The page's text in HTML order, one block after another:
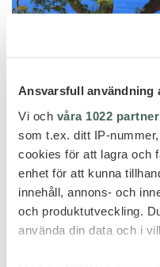
Ansvarsfull användning
Vi och våra 1022
som t.ex. ditt IP-
cookies för att lagra och
enhet för att kunna
innehåll, annons- och
och produktutveckling.
använda din data och i